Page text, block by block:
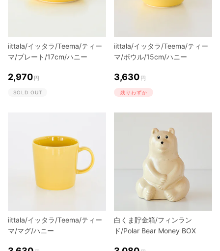
iittala/イッタラ/Teema/ティー
マ/プレート/17cm/ハニー
2,970 円
SOLD OUT
iittala/イッタラ/Teema/ティー
マ/ボウル/15cm/ハニー
3,630 円
残りわずか
iittala/イッタラ/Teema/ティー
マ/マグ/ハニー
白くま貯金箱/フィンラン
ド/Polar Bear Money BOX